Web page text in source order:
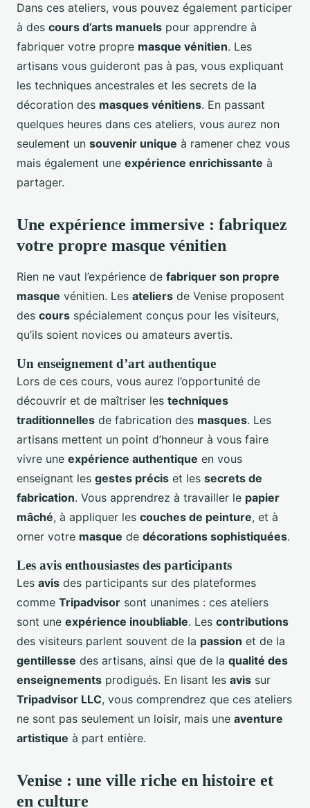
Dans ces ateliers, vous pouvez également participer
à des cours d’arts manuels pour apprendre à
fabriquer votre propre masque vénitien. Les
artisans vous guideront pas à pas, vous expliquant
les techniques ancestrales et les secrets de la
décoration des masques vénitiens. En passant
quelques heures dans ces ateliers, vous aurez non
seulement un souvenir unique à ramener chez vous
mais également une expérience enrichissante à
partager.
Une expérience immersive : fabriquez
votre propre masque vénitien
Rien ne vaut l’expérience de fabriquer son propre
masque vénitien. Les ateliers de Venise proposent
des cours spécialement conçus pour les visiteurs,
qu’ils soient novices ou amateurs avertis.
Un enseignement d’art authentique
Lors de ces cours, vous aurez l’opportunité de
découvrir et de maîtriser les techniques
traditionnelles de fabrication des masques. Les
artisans mettent un point d’honneur à vous faire
vivre une expérience authentique en vous
enseignant les gestes précis et les secrets de
fabrication. Vous apprendrez à travailler le papier
mâché, à appliquer les couches de peinture, et à
orner votre masque de décorations sophistiquées.
Les avis enthousiastes des participants
Les avis des participants sur des plateformes
comme Tripadvisor sont unanimes : ces ateliers
sont une expérience inoubliable. Les contributions
des visiteurs parlent souvent de la passion et de la
gentillesse des artisans, ainsi que de la qualité des
enseignements prodigués. En lisant les avis sur
Tripadvisor LLC, vous comprendrez que ces ateliers
ne sont pas seulement un loisir, mais une aventure
artistique à part entière.
Venise : une ville riche en histoire et
en culture